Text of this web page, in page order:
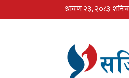
श्रावण २३, २०८३